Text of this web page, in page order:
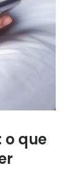
o que